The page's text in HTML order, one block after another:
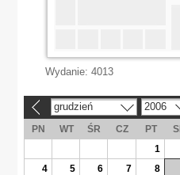
Wydanie: 4013
grudzień 2006
PN WT ŚR CZ PT
1
4
5 6 7 8